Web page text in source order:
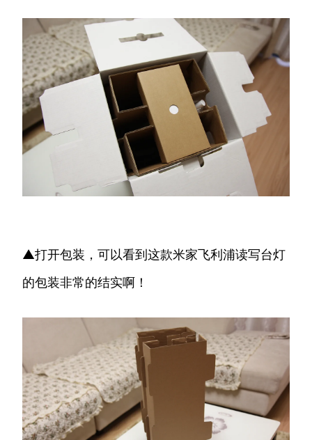
▲打开包装，可以看到这款米家飞利浦读写台灯
的包装非常的结实啊！